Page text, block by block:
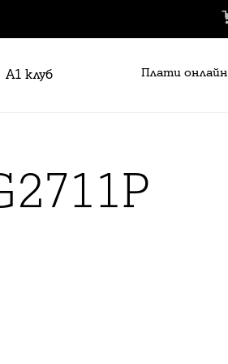
A1 клуб Плати онлайн